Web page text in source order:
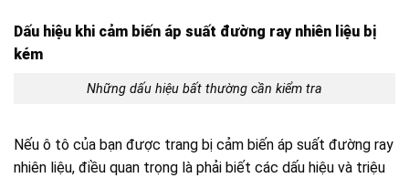
Dấu hiệu khi cảm biến áp suất đường ray nhiên liệu bị
kém
Những dấu hiệu bất thường cần kiểm tra
Nếu ô tô của bạn được trang bị cảm biến áp suất đường ray
nhiên liệu, điều quan trọng là phải biết các dấu hiệu và triệu